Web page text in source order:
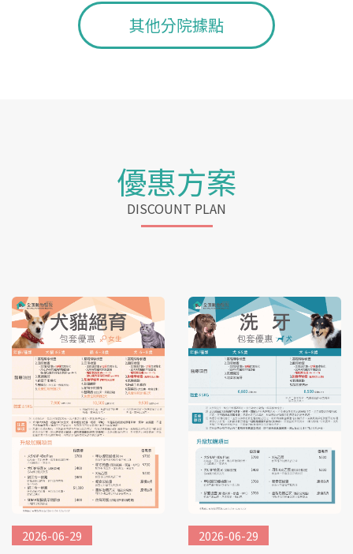
其他分院據點
優惠方案
DISCOUNT PLAN
2026-06-29 2026-06-29